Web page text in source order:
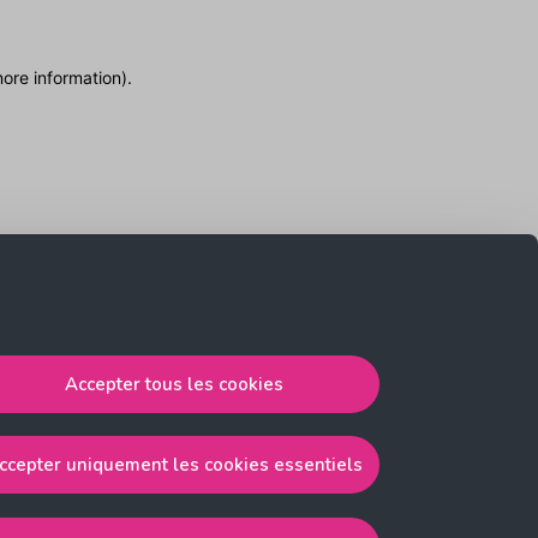
Accepter tous les cookies
uniquement les cookies essentiels
information).